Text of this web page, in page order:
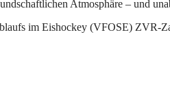
Atmosphäre – und
im Eishockey (VFOSE) ZVR-